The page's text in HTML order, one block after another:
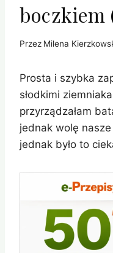
boczkiem
Przez Milena
Prosta i szybka
słodkimi
przyrządzałam
jednak wolę
jednak było to